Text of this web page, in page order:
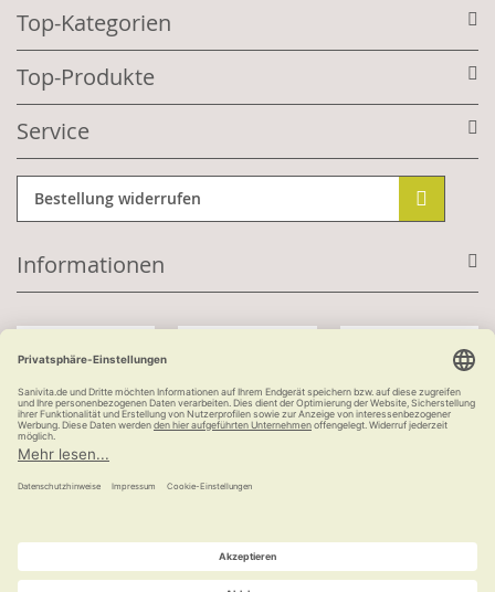
Top-Kategorien
Top-Produkte
Service
Bestellung widerrufen
Informationen
Kauf auf Rechnung
versandkostenfrei